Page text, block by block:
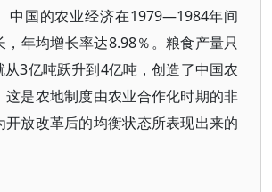
中国的农业经济在1979—1984年间
，年均增长率达8.98％。粮食产量只
从3亿吨跃升到4亿吨，创造了中国农
这是农地制度由农业合作化时期的非
开放改革后的均衡状态所表现出来的